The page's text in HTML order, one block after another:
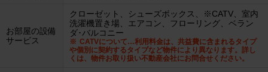
お部屋の設備
サービス
クローゼット、シューズボックス、※CATV、室内
洗濯機置き場、エアコン、フローリング、ベラン
ダ･バルコニー
CATVについて…利用料金は、共益費に含まれるタイプ
や個別に契約するタイプなど物件により異なります。詳し
くは、物件お取り扱い不動産会社にお問合せください。